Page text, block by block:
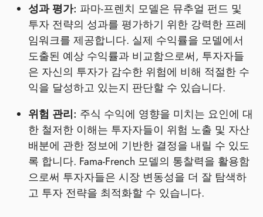
성과 평가: 파마-프렌치 모델은 뮤추얼 펀드 및
투자 전략의 성과를 평가하기 위한 강력한 프레
임워크를 제공합니다. 실제 수익률을 모델에서
도출된 예상 수익률과 비교함으로써, 투자자들
은 자신의 투자가 감수한 위험에 비해 적절한 수
익을 달성하고 있는지 판단할 수 있습니다.
위험 관리: 주식 수익에 영향을 미치는 요인에 대
한 철저한 이해는 투자자들이 위험 노출 및 자산
배분에 관한 정보에 기반한 결정을 내릴 수 있도
록 합니다. Fama-French 모델의 통찰력을 활용함
으로써 투자자들은 시장 변동성을 더 잘 탐색하
고 투자 전략을 최적화할 수 있습니다.